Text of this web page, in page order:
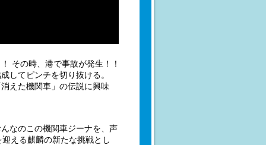
その時、港で事故が発生！！
してピンチを切り抜ける。
えた機関車」の伝説に興味
なのこの機関車ジーナを、声
える麒麟の新たな挑戦とし